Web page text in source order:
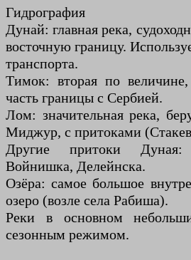
Гидрография
Дунай: главная река,
восточную границу.
транспорта.
Тимок: вторая по
часть границы с Сербией.
Лом: значительная река,
Миджур, с притоками
Другие притоки
Войнишка, Делейнска.
Озёра: самое большое
озеро (возле села Рабиша).
Реки в основном
сезонным режимом.